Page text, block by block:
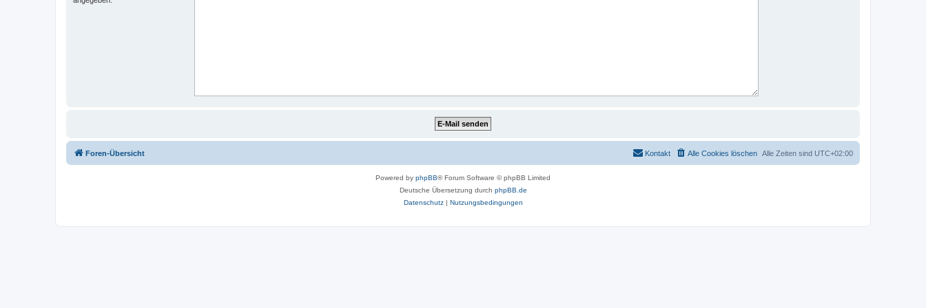
Foren-Übersicht Alle Zeiten sind UTC+02:00
Alle Cookies löschen
Kontakt
Powered by phpBB® Forum Software © phpBB Limited
Deutsche Übersetzung durch phpBB.de
Datenschutz| Nutzungsbedingungen